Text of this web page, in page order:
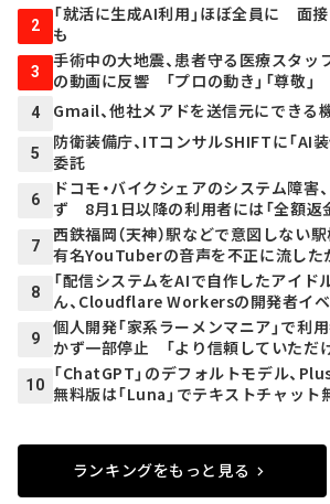
2
「就活に生成AI利用」ほぼ全員に 面
も
3
手術中の大地震、患者守る医療スタ
の動画に反響 「プロの動き」「尊敬」
4 Gmail、他社メアドを送信元にできる
5
防衛装備庁、ITコンサルSHIFTに「AI
委託
6
ドコモ・バイクシェアのシステム障害
ず 8月1日以降の利用者には「全額返
7
西鉄福岡（天神）駅などで意図しな
有名YouTuberの音声を不正に流した
8
「配信システムをAIで自作したアイド
ん、Cloudflare Workersの開発者イ
9
個人開発「家系ラーメンマニア」で
かず一部停止 「より信頼していただ
10
「ChatGPT」のデフォルトモデル、
無料版は「Luna」でテキストチャット
ランキングをもっと見る